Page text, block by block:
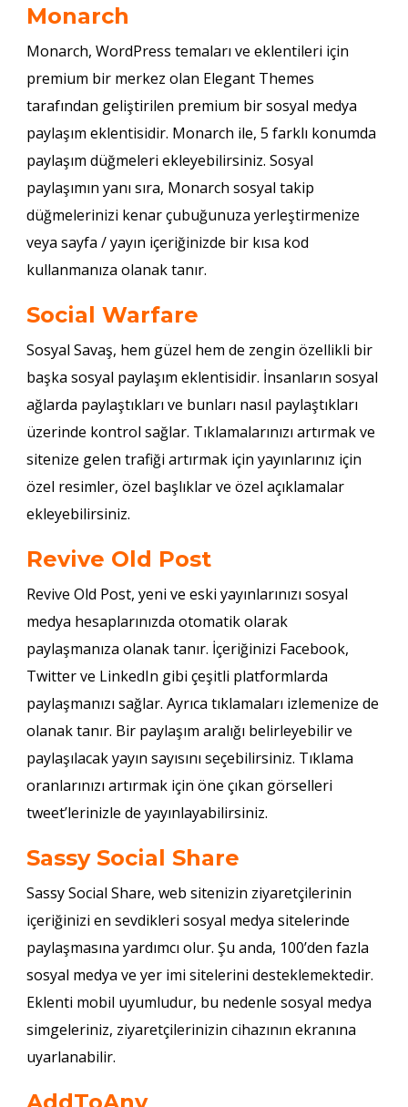
Monarch
Monarch, WordPress temaları ve eklentileri için
premium bir merkez olan Elegant Themes
tarafından geliştirilen premium bir sosyal medya
paylaşım eklentisidir. Monarch ile, 5 farklı konumda
paylaşım düğmeleri ekleyebilirsiniz. Sosyal
paylaşımın yanı sıra, Monarch sosyal takip
düğmelerinizi kenar çubuğunuza yerleştirmenize
veya sayfa / yayın içeriğinizde bir kısa kod
kullanmanıza olanak tanır.
Social Warfare
Sosyal Savaş, hem güzel hem de zengin özellikli bir
başka sosyal paylaşım eklentisidir. İnsanların sosyal
ağlarda paylaştıkları ve bunları nasıl paylaştıkları
üzerinde kontrol sağlar. Tıklamalarınızı artırmak ve
sitenize gelen trafiği artırmak için yayınlarınız için
özel resimler, özel başlıklar ve özel açıklamalar
ekleyebilirsiniz.
Revive Old Post
Revive Old Post, yeni ve eski yayınlarınızı sosyal
medya hesaplarınızda otomatik olarak
paylaşmanıza olanak tanır. İçeriğinizi Facebook,
Twitter ve LinkedIn gibi çeşitli platformlarda
paylaşmanızı sağlar. Ayrıca tıklamaları izlemenize de
olanak tanır. Bir paylaşım aralığı belirleyebilir ve
paylaşılacak yayın sayısını seçebilirsiniz. Tıklama
oranlarınızı artırmak için öne çıkan görselleri
tweet’lerinizle de yayınlayabilirsiniz.
Sassy Social Share
Sassy Social Share, web sitenizin ziyaretçilerinin
içeriğinizi en sevdikleri sosyal medya sitelerinde
paylaşmasına yardımcı olur. Şu anda, 100’den fazla
sosyal medya ve yer imi sitelerini desteklemektedir.
Eklenti mobil uyumludur, bu nedenle sosyal medya
simgeleriniz, ziyaretçilerinizin cihazının ekranına
uyarlanabilir.